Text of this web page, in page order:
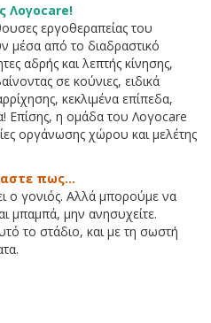
Λογοcare!
εργοθεραπείας του
μέσα από το διαδραστικό
αδρής και λεπτής κίνησης,
σε κούνιες, ειδικά
κεκλιμένα επίπεδα,
Επίσης, η ομάδα του Λογοcare
οργάνωσης χώρου και μελέτης
πως…
ο γονιός. Αλλά μπορούμε να
μπαμπά, μην ανησυχείτε.
το στάδιο, και με τη σωστή